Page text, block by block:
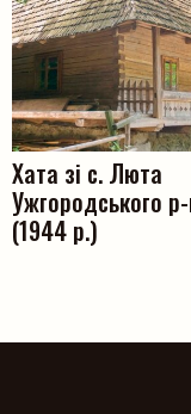
Хата зі с. Люта
Ужгородського
(1944 р.)